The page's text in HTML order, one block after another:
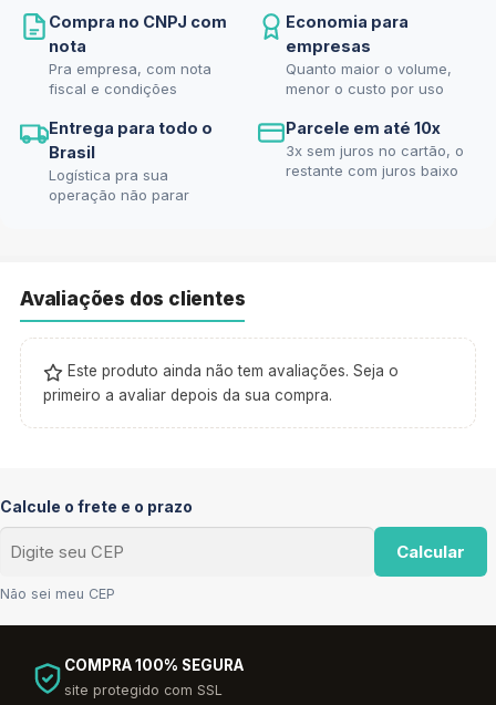
Compra no CNPJ com
nota
Pra empresa, com nota
fiscal e condições
Economia para
empresas
Quanto maior o volume,
menor o custo por uso
Entrega para todo o
Brasil
Logística pra sua
operação não parar
Parcele em até 10x
3x sem juros no cartão, o
restante com juros baixo
Avaliações dos clientes
Este produto ainda não tem avaliações. Seja o
primeiro a avaliar depois da sua compra.
Calcule o frete e o prazo
Calcular
Não sei meu CEP
COMPRA 100% SEGURA
site protegido com SSL